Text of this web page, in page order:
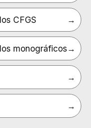
CFGS
monográficos